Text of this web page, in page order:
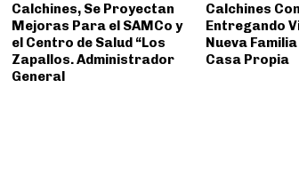
Calchines, Se Proyectan
Mejoras Para el SAMCo y
el Centro de Salud “Los
Zapallos. Administrador
General
Calchines
Entregando
Nueva
Casa Propia